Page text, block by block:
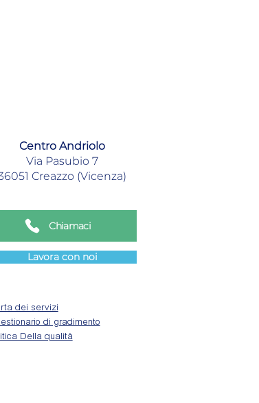
Centro Andriolo
Via Pasubio 7
Creazzo (Vicenza)
Chiamaci
Lavora con noi
dei servizi
di gradimento
Della qualità